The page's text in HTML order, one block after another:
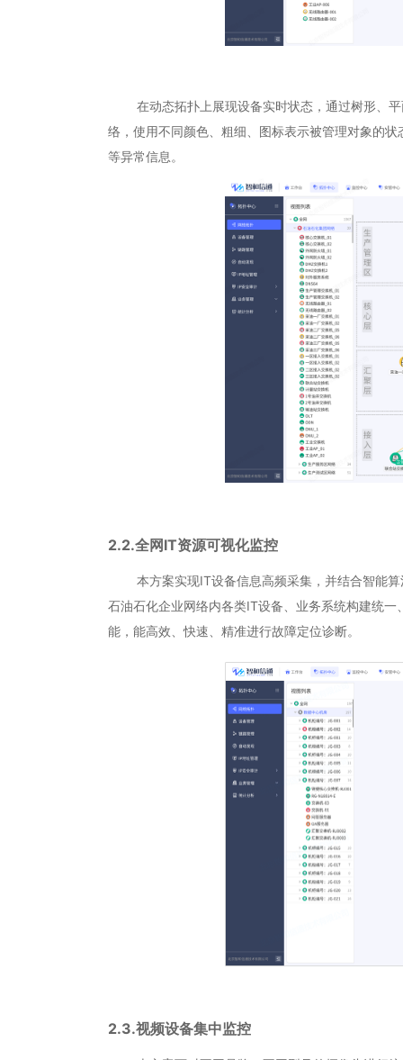
在动态拓扑上展现设备实时状态，通过树形、平
络，使用不同颜色、粗细、图标表示被管理对象的
等异常信息。
2.2.全网IT资源可视化监控
本方案实现IT设备信息高频采集，并结合智能算
石油石化企业网络内各类IT设备、业务系统构建统
能，能高效、快速、精准进行故障定位诊断。
2.3.视频设备集中监控